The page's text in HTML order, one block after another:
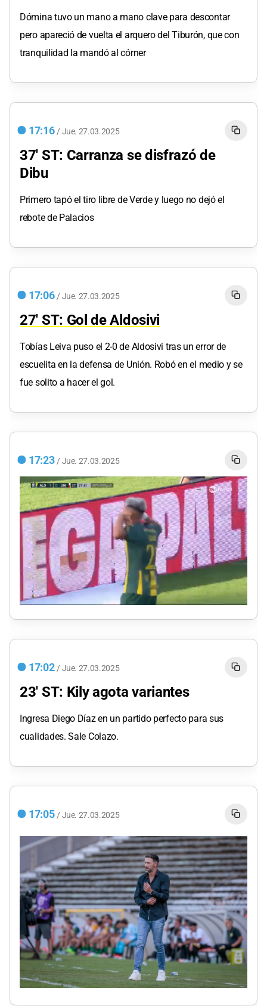
Dómina tuvo un mano a mano clave para descontar
pero apareció de vuelta el arquero del Tiburón, que con
tranquilidad la mandó al córner
17:16 / Jue. 27.03.2025
37' ST: Carranza se disfrazó de
Dibu
Primero tapó el tiro libre de Verde y luego no dejó el
rebote de Palacios
17:06 / Jue. 27.03.2025
27' ST: Gol de Aldosivi
Tobías Leiva puso el 2-0 de Aldosivi tras un error de
escuelita en la defensa de Unión. Robó en el medio y se
fue solito a hacer el gol.
17:23 / Jue. 27.03.2025
seconds
0
17:02 / Jue. 27.03.2025
23' ST: Kily agota variantes
Ingresa Diego Díaz en un partido perfecto para sus
cualidades. Sale Colazo.
17:05 / Jue. 27.03.2025